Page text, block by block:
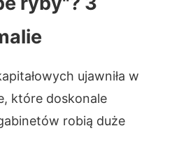
ujawniła w
które doskonale
robią duże